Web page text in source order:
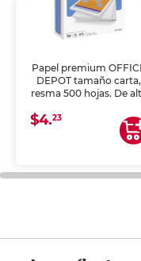
Papel premium
DEPOT tamaño carta,
resma 500 hojas. De
uniforme, ideal para
impresoras de
de tinta y láser,
general de oficina.
$4.23